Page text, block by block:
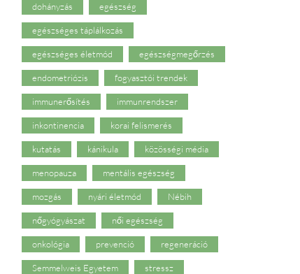
dohányzás egészség
egészséges táplálkozás
egészséges életmód egészségmegőrzés
endometriózis fogyasztói trendek
immunerősítés immunrendszer
inkontinencia korai felismerés
kutatás kánikula közösségi média
menopauza mentális egészség
mozgás nyári életmód Nébih
nőgyógyászat női egészség
onkológia prevenció regeneráció
Semmelweis Egyetem stressz